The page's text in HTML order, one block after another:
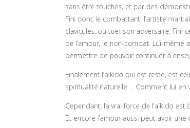
sans être touchés, et par des
Fini donc le combattant, l’artiste
clavicules, ou tuer son adversaire. Fini
de l’amour, le non-combat. Lui-même
permettre de pouvoir continuer à
Finalement l’aïkido qui est resté, est
spiritualité naturelle … Comment lui en
Cependant, la vrai force de l’aïkido
Et encore l’amour aussi peut avoir